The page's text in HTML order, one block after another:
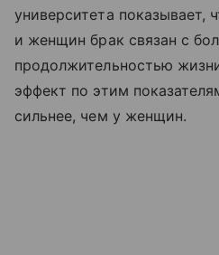
университета
и женщин брак связан с
продолжительностью
эффект по этим
сильнее, чем у женщин.